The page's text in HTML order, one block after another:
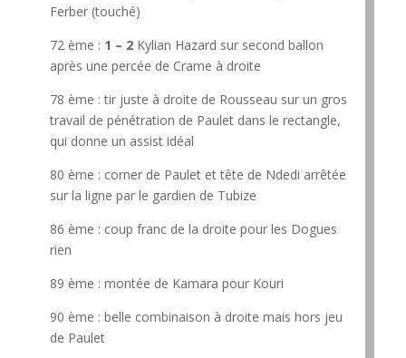
Ferber (touché)
72 ème : 1 – 2Kylian Hazard sur second ballon
après une percée de Crame à droite
78 ème : tir juste à droite de Rousseau sur un gros
travail de pénétration de Paulet dans le rectangle,
qui donne un assist idéal
80 ème : corner de Paulet et tête de Ndedi arrêtée
sur la ligne par le gardien de Tubize
86 ème : coup franc de la droite pour les Dogues
rien
89 ème : montée de Kamara pour Kouri
90 ème : belle combinaison à droite mais hors jeu
de Paulet